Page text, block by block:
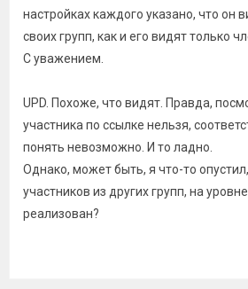
настройках каждого указано, что он
своих групп, как и его видят только
С уважением.
UPD. Похоже, что видят. Правда,
участника по ссылке нельзя,
понять невозможно. И то ладно.
Однако, может быть, я что-то
участников из других групп, на
реализован?